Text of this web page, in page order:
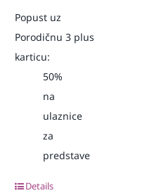
Popust uz
Porodičnu 3 plus
karticu:
50%
na
ulaznice
za
predstave
Details